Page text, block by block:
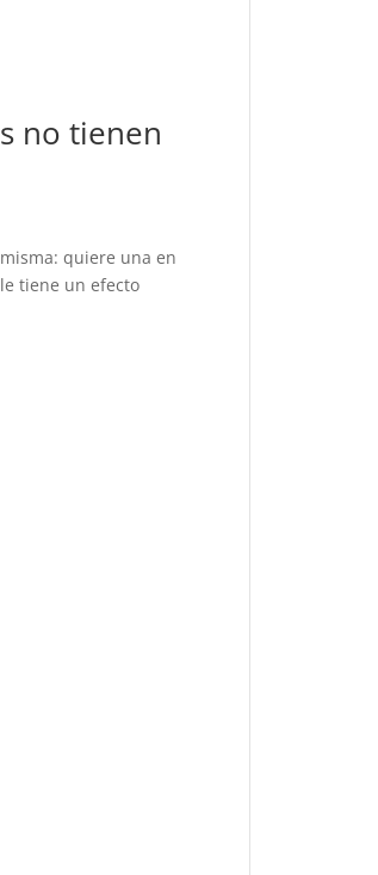
no tienen
quiere una en
tiene un efecto